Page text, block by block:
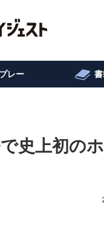
レー
史上初の